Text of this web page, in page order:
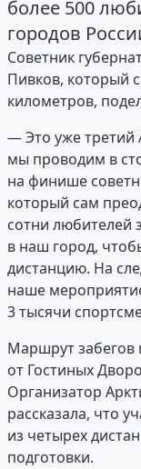
более 500
городов
Советник
Пивков, который
километров,
— Это уже третий
мы проводим в
на финише
который сам
сотни любителей
в наш город,
дистанцию. На
наше
3 тысячи
Маршрут
от Гостиных
Организатор
рассказала, что
из четырех
подготовки.